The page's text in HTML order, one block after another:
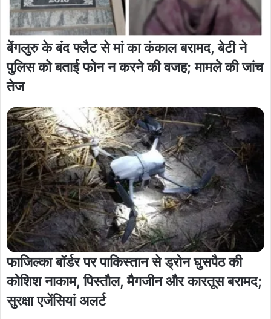
बेंगलुरु के बंद फ्लैट से मां का कंकाल बरामद, बेटी ने
पुलिस को बताई फोन न करने की वजह; मामले की जांच
तेज
फाजिल्का बॉर्डर पर पाकिस्तान से ड्रोन घुसपैठ की
कोशिश नाकाम, पिस्तौल, मैगजीन और कारतूस बरामद;
सुरक्षा एजेंसियां अलर्ट